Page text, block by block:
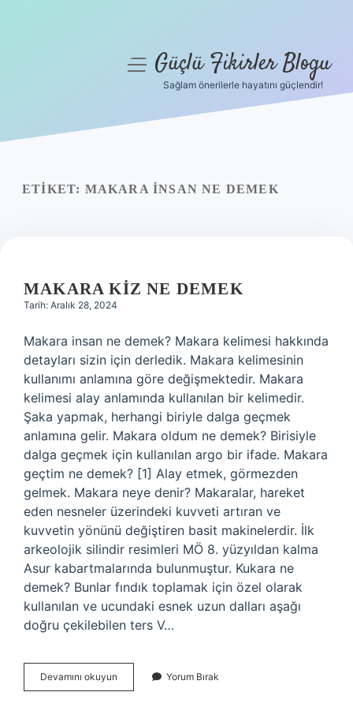
Yasal Uyarı
menüyüGüçlü Fikirler Blogu
Sağlam önerilerle hayatını güçlendir!
ETIKET: MAKARA INSAN NE DEMEK
MAKARA KIZ NE DEMEK
Tarih: Aralık 28, 2024
Makara insan ne demek? Makara kelimesi hakkında
detayları sizin için derledik. Makara kelimesinin
kullanımı anlamına göre değişmektedir. Makara
kelimesi alay anlamında kullanılan bir kelimedir.
Şaka yapmak, herhangi biriyle dalga geçmek
anlamına gelir. Makara oldum ne demek? Birisiyle
dalga geçmek için kullanılan argo bir ifade. Makara
geçtim ne demek? [1] Alay etmek, görmezden
gelmek. Makara neye denir? Makaralar, hareket
eden nesneler üzerindeki kuvveti artıran ve
kuvvetin yönünü değiştiren basit makinelerdir. İlk
arkeolojik silindir resimleri MÖ 8. yüzyıldan kalma
Asur kabartmalarında bulunmuştur. Kukara ne
demek? Bunlar fındık toplamak için özel olarak
kullanılan ve ucundaki esnek uzun dalları aşağı
doğru çekilebilen ters V…
Devamını okuyun
Kiz
Yorum Bırak